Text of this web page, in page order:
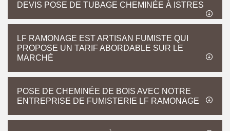
DEVIS POSE DE TUBAGE CHEMINÉE À ISTRES
LF RAMONAGE EST ARTISAN FUMISTE QUI
PROPOSE UN TARIF ABORDABLE SUR LE
MARCHÉ
POSE DE CHEMINÉE DE BOIS AVEC NOTRE
ENTREPRISE DE FUMISTERIE LF RAMONAGE